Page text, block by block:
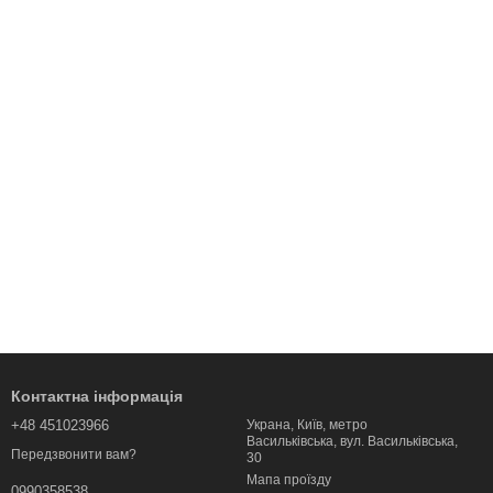
Контактна інформація
+48 451023966
Передзвонити вам?
Украна, Київ, метро
Васильківська, вул. Васильківська,
30
Мапа проїзду